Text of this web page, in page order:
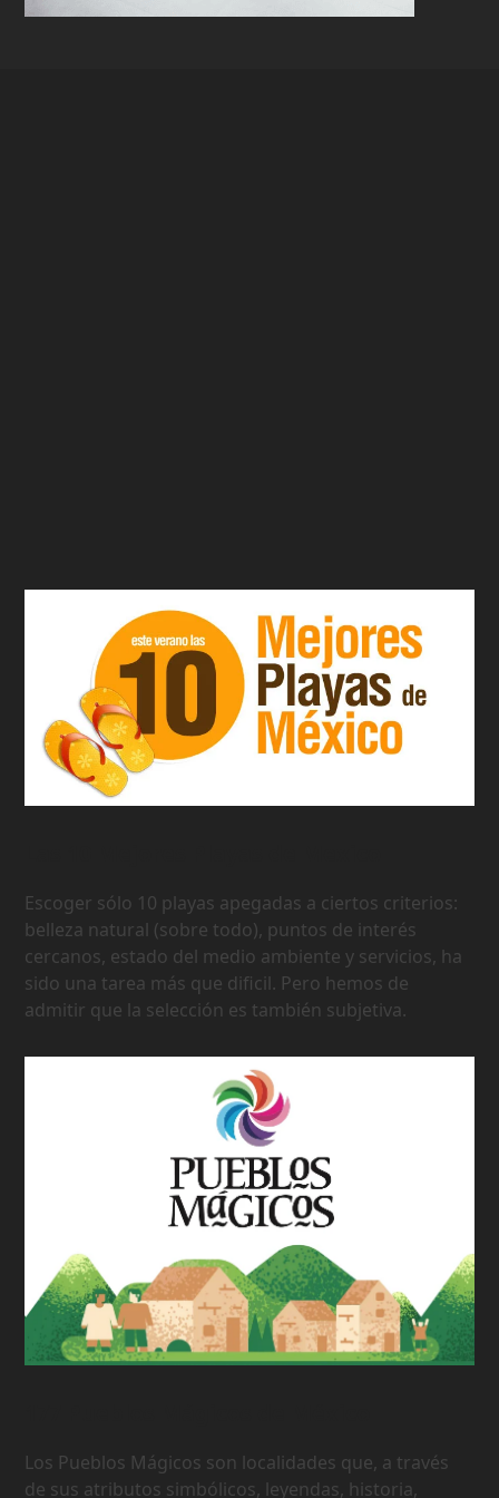
Escoger sólo 10 playas apegadas a ciertos criterios:
belleza natural (sobre todo), puntos de interés
cercanos, estado del medio ambiente y servicios, ha
sido una tarea más que dificil. Pero hemos de
admitir que la selección es también subjetiva.
Los Pueblos Mágicos son localidades que, a través
de sus atributos simbólicos, leyendas, historia,